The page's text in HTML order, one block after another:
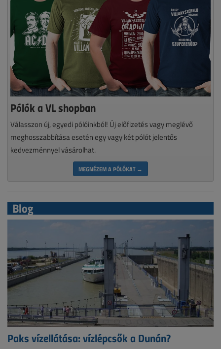
Pólók a VL shopban
Válasszon új, egyedi pólóinkból! Új előfizetés vagy meglévő
meghosszabbítása esetén egy vagy két pólót jelentős
kedvezménnyel vásárolhat.
MEGNÉZEM A PÓLÓKAT →
Blog
Paks vízellátása: vízlépcsők a Dunán?